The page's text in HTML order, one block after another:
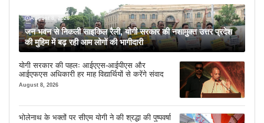
August 8, 2026
जन भवन से निकली साइकिल रैली, योगी सरकार की नशामुक्त उत्तर प्रदेश
की मुहिम में बढ़ रही आम लोगों की भागीदारी
योगी सरकार की पहलः आईएएस-आईपीएस और
आईएफएस अधिकारी हर माह विद्यार्थियों से करेंगे संवाद
August 8, 2026
भोलेनाथ के भक्तों पर सीएम योगी ने की श्रद्धा की पुष्पवर्षा